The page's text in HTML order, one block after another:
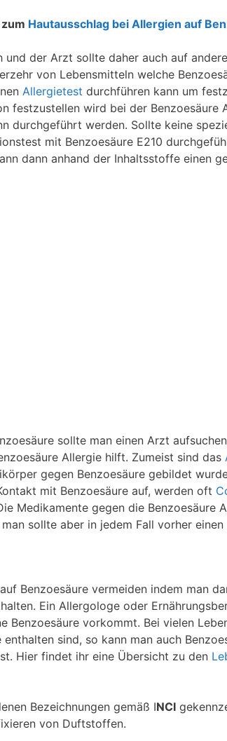
Hautausschlag bei Allergien auf
und der Arzt sollte daher auch auf
von Lebensmitteln welche
Allergietest durchführen kann um
festzustellen wird bei der Benzoesäure
durchgeführt werden. Sollte keine
mit Benzoesäure E210
dann anhand der Inhaltsstoffe einen
sollte man einen Arzt
Allergie hilft. Zumeist sind das
gegen Benzoesäure gebildet
mit Benzoesäure auf, werden oft
Medikamente gegen die Benzoesäure
sollte aber in jedem Fall vorher
Benzoesäure vermeiden indem man
Ein Allergologe oder
Benzoesäure vorkommt. Bei vielen
sind, so kann man auch
Hier findet ihr eine Übersicht zu den
Bezeichnungen gemäß INCI
von Duftstoffen.